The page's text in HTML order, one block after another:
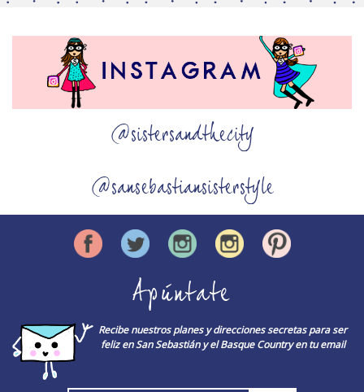
@sistersandthecity
@sansebastiansisterstyle
Apúntate
Recibe nuestros planes y direcciones secretas para ser
feliz en San Sebastián y el Basque Country en tu email